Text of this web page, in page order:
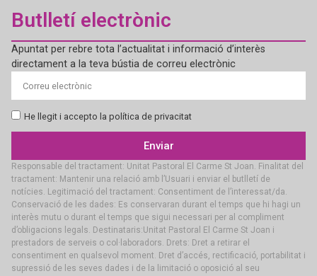
Butlletí electrònic
Apuntat per rebre tota l’actualitat i informació d’interès
directament a la teva bústia de correu electrònic
He llegit i accepto la política de privacitat
Enviar
Responsable del tractament: Unitat Pastoral El Carme St Joan. Finalitat del
tractament: Mantenir una relació amb l’Usuari i enviar el butlletí de
notícies. Legitimació del tractament: Consentiment de l’interessat/da.
Conservació de les dades: Es conservaran durant el temps que hi hagi un
interès mutu o durant el temps que sigui necessari per al compliment
d’obligacions legals. Destinataris:Unitat Pastoral El Carme St Joan i
prestadors de serveis o col·laboradors. Drets: Dret a retirar el
consentiment en qualsevol moment. Dret d’accés, rectificació, portabilitat i
supressió de les seves dades i de la limitació o oposició al seu